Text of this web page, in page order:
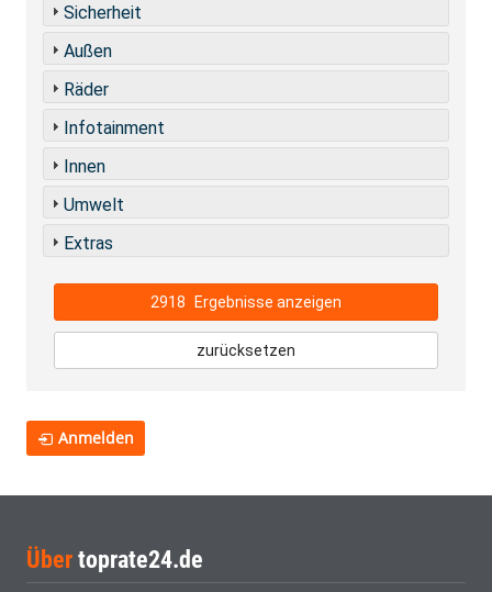
Sicherheit
Außen
Räder
Infotainment
Innen
Umwelt
Extras
2918 Ergebnisse anzeigen
zurücksetzen
Anmelden
Über toprate24.de